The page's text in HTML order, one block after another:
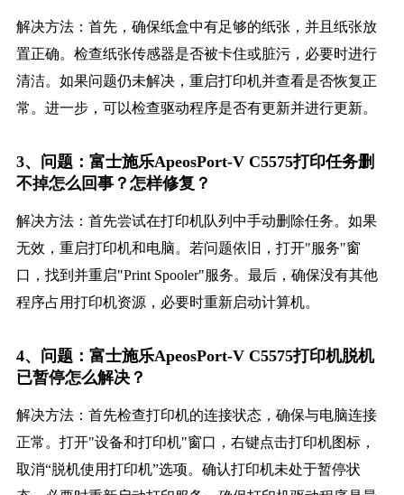
解决方法：首先，确保纸盒中有足够的纸张，并且纸张放
置正确。检查纸张传感器是否被卡住或脏污，必要时进行
清洁。如果问题仍未解决，重启打印机并查看是否恢复正
常。进一步，可以检查驱动程序是否有更新并进行更新。
3、问题：富士施乐ApeosPort-V C5575打印任务删
不掉怎么回事？怎样修复？
解决方法：首先尝试在打印机队列中手动删除任务。如果
无效，重启打印机和电脑。若问题依旧，打开"服务"窗
口，找到并重启"Print Spooler"服务。最后，确保没有其他
程序占用打印机资源，必要时重新启动计算机。
4、问题：富士施乐ApeosPort-V C5575打印机脱机
已暂停怎么解决？
解决方法：首先检查打印机的连接状态，确保与电脑连接
正常。打开"设备和打印机"窗口，右键点击打印机图标，
取消“脱机使用打印机”选项。确认打印机未处于暂停状